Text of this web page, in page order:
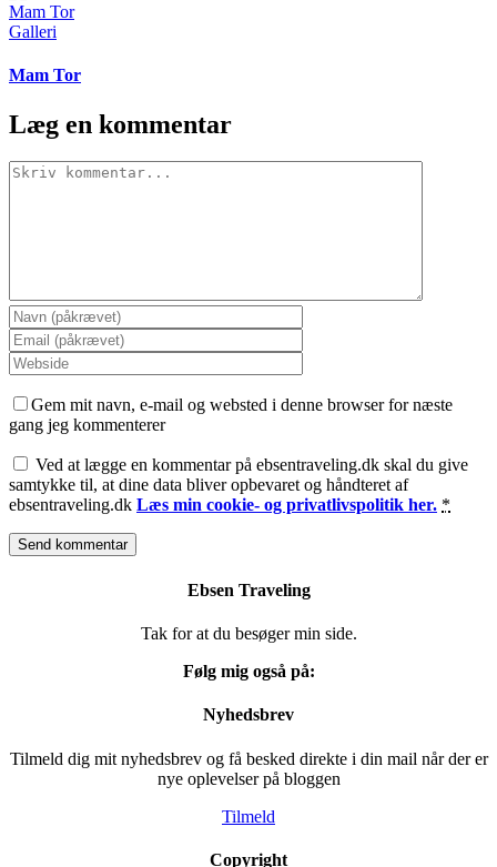
Mam Tor
Galleri
Mam Tor
Læg en kommentar
Comment
Gem mit navn, e-mail og websted i denne browser for næste
gang jeg kommenterer
Ved at lægge en kommentar på ebsentraveling.dk skal du give
samtykke til, at dine data bliver opbevaret og håndteret af
ebsentraveling.dk Læs min cookie- og privatlivspolitik her. *
Ebsen Traveling
Tak for at du besøger min side.
Følg mig også på:
Nyhedsbrev
Tilmeld dig mit nyhedsbrev og få besked direkte i din mail når der er
nye oplevelser på bloggen
Tilmeld
Copyright